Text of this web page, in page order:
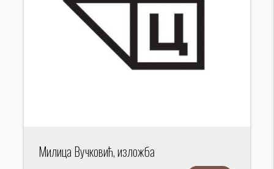
Милица Вучковић, изложба